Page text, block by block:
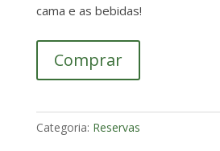
cama e as bebidas!
para
pessoas
quantidade
Comprar
Categoria: Reservas